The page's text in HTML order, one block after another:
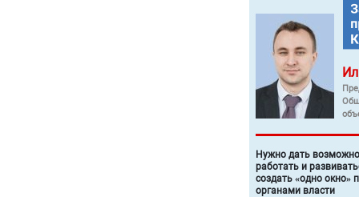
Нужно дать
работать и
создать «одно окно»
органами власти